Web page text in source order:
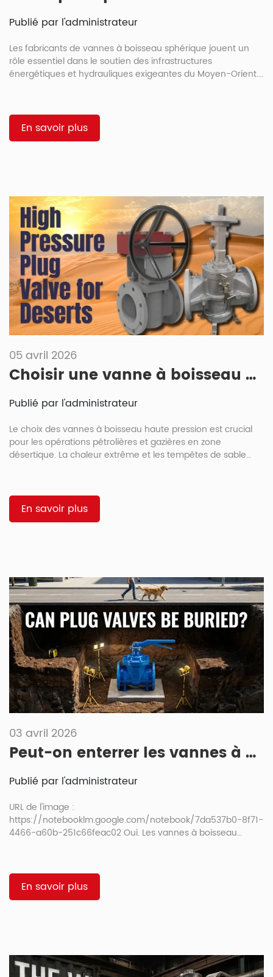
Publié par l'administrateur
Les fabricants de vannes à boisseau sphérique jouent un
rôle essentiel dans le soutien des infrastructures
énergétiques et hydrauliques exigeantes du Moyen-Orient.
environnementales telles que l'humidité élevée et l'érosion
par le sable. Un équilibre entre rapidité, durabilité et
conformité technique est indispensable pour un
En savoir plus
05 avril 2026
Choisir une vanne à boisseau haute pression pour les environnements désertiques
Publié par l'administrateur
Le choix des vannes à boisseau haute pression est crucial
pour les opérations pétrolières et gazières en zone
désertique. La chaleur extrême et les tempêtes de sable
entraîne des fuites et des arrêts de production coûteux sur
les pipelines situés dans des zones reculées. Ce guide
explique comment sélectionner les meilleurs matériaux pour
En savoir plus
03 avril 2026
Peut-on enterrer les vannes à boisseau ? Guide d’installation souterraine
Publié par l'administrateur
URL de l'image :
https://notebooklm.google.com/notebook/7da537b0-8f71-
4466-a60b-251c66feac02 Oui. Les vannes à boisseau
protégées contre la corrosion et facilement accessibles
pour leur fonctionnement et leur maintenance. Ce guide
explique les cas d'utilisation pour une installation enterrée,
En savoir plus